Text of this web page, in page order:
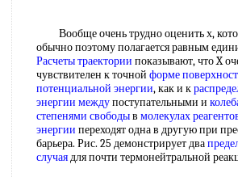
Вообще очень трудно оценить х,
обычно поэтому полагается равным
Расчеты траектории показывают, что X
чувствителен к точной форме
потенциальной энергии, как и к
энергии междупоступательными и
степенями свободыв молекулах
энергии переходят одна в другую при
барьера. Рис. 25 демонстрирует два
случаядля почти термонейтральной